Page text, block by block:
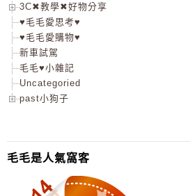
3C✖教學✖好物分享
♥毛毛愛思考♥
♥毛毛愛購物♥
新車試駕
毛毛♥小雜記
Uncategoried
past小狗子
毛毛是人氣窩客